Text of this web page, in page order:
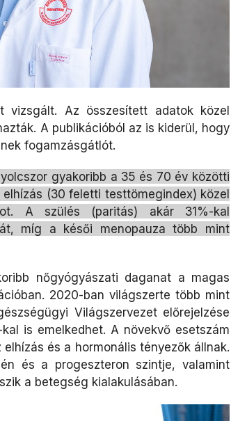
vizsgált. Az összesített adatok közel
A publikációból az is kiderül, hogy
fogamzásgátlót.
gyakoribb a 35 és 70 év közötti
(30 feletti testtömegindex) közel
A szülés (paritás) akár 31%-kal
míg a késői menopauza több mint
nőgyógyászati daganat a magas
2020-ban világszerte több mint
Világszervezet előrejelzése
is emelkedhet. A növekvő esetszám
és a hormonális tényezők állnak.
és a progeszteron szintje, valamint
a betegség kialakulásában.